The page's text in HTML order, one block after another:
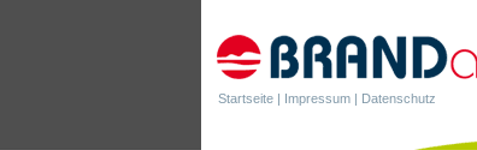
Startseite | Impressum | Datenschutz